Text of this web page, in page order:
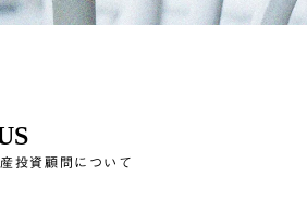
投資顧問について